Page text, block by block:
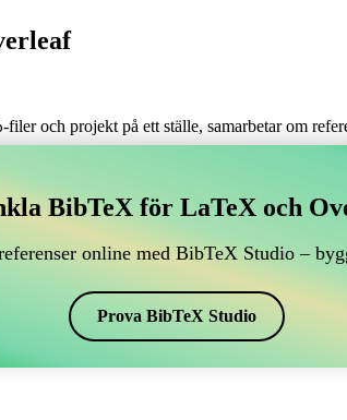
-filer och projekt på ett ställe, samarbetar om
referenser, som kopplar till
referenser, som kopplar till Overleaf?”
och bibliografi i Overleaf, kan CiteDrive
inklusive apecon. Så om du letar efter ett
BibTeX för LaTeX och
online med BibTeX Studio –
Prova BibTeX Studio